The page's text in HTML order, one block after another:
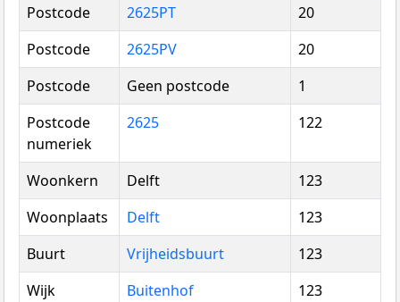
Postcode
2625PT
20
Postcode
2625PV
20
Postcode
Geen postcode
1
Postcode
numeriek
2625 122
Woonkern Delft
123
Woonplaats
Delft
123
Buurt
Vrijheidsbuurt
123
Wijk
Buitenhof
123